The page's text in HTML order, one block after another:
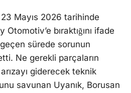
23 Mayıs 2026 tarihinde
bıraktığını ifade
sürede sorunun
Ne gerekli parçaların
giderecek teknik
savunan Uyanık, Borusan